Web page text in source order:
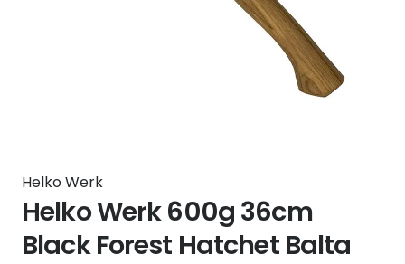
Helko Werk
Helko Werk 600g 36cm
Black Forest Hatchet Balta